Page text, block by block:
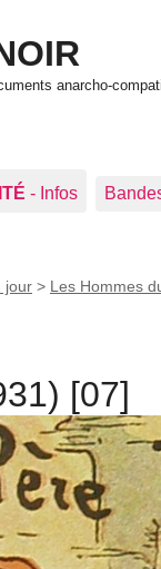
anarcho-
- Infos
jour > Les Hommes
[07]